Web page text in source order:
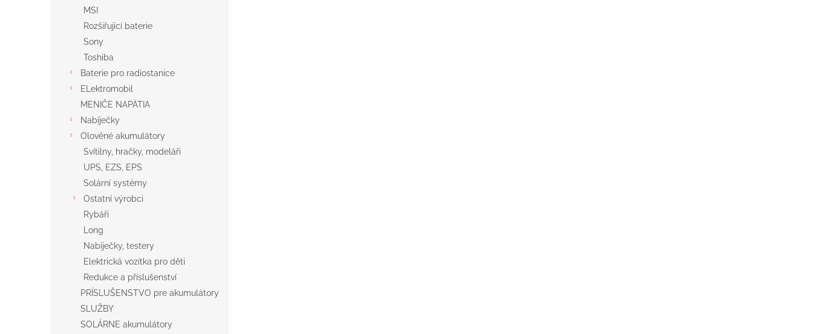
MSI
Rozšiřující baterie
Sony
Toshiba
Baterie pro radiostanice
ELektromobil
MENIČE NAPÄTIA
Nabíječky
Olověné akumulátory
Svítilny, hračky, modeláři
UPS, EZS, EPS
Solární systémy
Ostatní výrobci
Rybáři
Long
Nabíječky, testery
Elektrická vozítka pro děti
Redukce a příslušenství
PRÍSLUŠENSTVO pre akumulátory
SLUŽBY
SOLÁRNE akumulátory